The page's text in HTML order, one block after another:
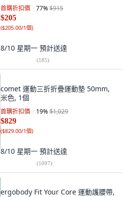
首購折扣價 77%$915
$205
($205.00/1個)
8/10 星期一 預計送達
(185)
comet 運動三折折疊運動墊 50mm,
米色, 1個
首購折扣價 19%$1,029
$829
($829.00/1個)
8/10 星期一 預計送達
(1097)
ergobody Fit Your Core 運動護腰帶,